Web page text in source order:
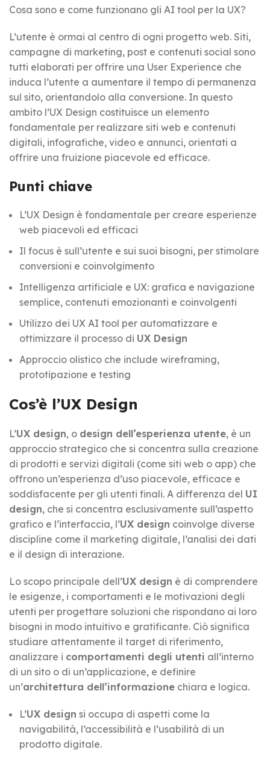
Cosa sono e come funzionano gli AI tool per la UX?
L’utente è ormai al centro di ogni progetto web. Siti,
campagne di marketing, post e contenuti social sono
tutti elaborati per offrire una User Experience che
induca l’utente a aumentare il tempo di permanenza
sul sito, orientandolo alla conversione. In questo
ambito l’UX Design costituisce un elemento
fondamentale per realizzare siti web e contenuti
digitali, infografiche, video e annunci, orientati a
offrire una fruizione piacevole ed efficace.
Punti chiave
L’UX Design è fondamentale per creare esperienze
web piacevoli ed efficaci
Il focus è sull’utente e sui suoi bisogni, per stimolare
conversioni e coinvolgimento
Intelligenza artificiale e UX: grafica e navigazione
semplice, contenuti emozionanti e coinvolgenti
Utilizzo dei UX AI tool per automatizzare e
ottimizzare il processo di UX Design
Approccio olistico che include wireframing,
prototipazione e testing
Cos’è l’UX Design
L’UX design, o design dell’esperienza utente, è un
approccio strategico che si concentra sulla creazione
di prodotti e servizi digitali (come siti web o app) che
offrono un’esperienza d’uso piacevole, efficace e
soddisfacente per gli utenti finali. A differenza del UI
design, che si concentra esclusivamente sull’aspetto
grafico e l’interfaccia, l’UX design coinvolge diverse
discipline come il marketing digitale, l’analisi dei dati
e il design di interazione.
Lo scopo principale dell’UX design è di comprendere
le esigenze, i comportamenti e le motivazioni degli
utenti per progettare soluzioni che rispondano ai loro
bisogni in modo intuitivo e gratificante. Ciò significa
studiare attentamente il target di riferimento,
analizzare i comportamenti degli utenti all’interno
di un sito o di un’applicazione, e definire
un’architettura dell’informazione chiara e logica.
L’UX design si occupa di aspetti come la
navigabilità, l’accessibilità e l’usabilità di un
prodotto digitale.